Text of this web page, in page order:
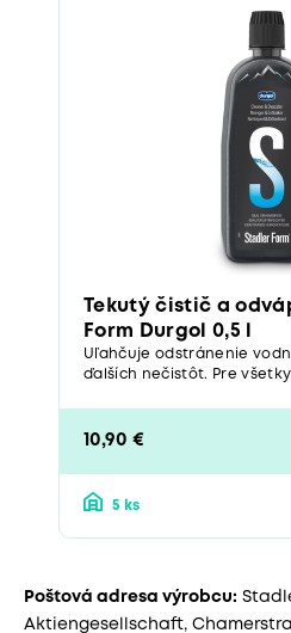
Tekutý čistič a
Form Durgol 0,5 l
Uľahčuje odstránenie
ďalších nečistôt. Pre
10,90 €
5 ks
Poštová adresa výrobcu:
Aktiengesellschaft,